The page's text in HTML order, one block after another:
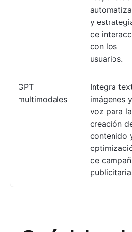
y
de
con los
usuarios.
GPT
multimodales
Integra
imágenes y
voz para la
creación
contenido
de